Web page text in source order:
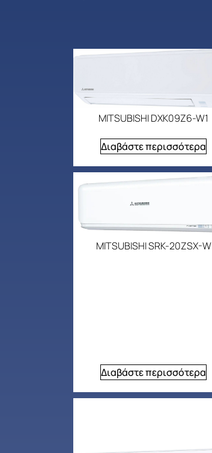
MITSUBISHI DXK09Z6-W1
Διαβάστε περισσότερα
MITSUBISHI SRK-20ZSX-W
Διαβάστε περισσότερα